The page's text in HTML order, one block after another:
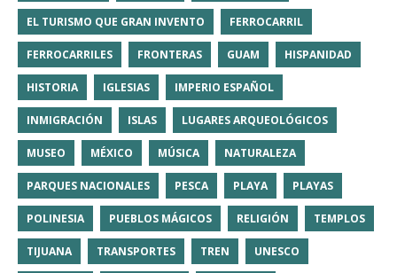
EL TURISMO QUE GRAN INVENTO FERROCARRIL
FERROCARRILES FRONTERAS GUAM HISPANIDAD
HISTORIA IGLESIAS IMPERIO ESPAÑOL
INMIGRACIÓN ISLAS LUGARES ARQUEOLÓGICOS
MUSEO MÉXICO MÚSICA NATURALEZA
PARQUES NACIONALES PESCA PLAYA PLAYAS
POLINESIA PUEBLOS MÁGICOS RELIGIÓN TEMPLOS
TIJUANA TRANSPORTES TREN UNESCO